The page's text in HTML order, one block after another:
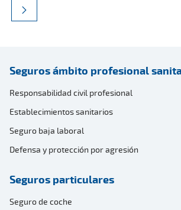
Seguros ámbito profesional
Responsabilidad civil profesional
Establecimientos sanitarios
Seguro baja laboral
Defensa y protección por agresión
Seguros particulares
Seguro de coche